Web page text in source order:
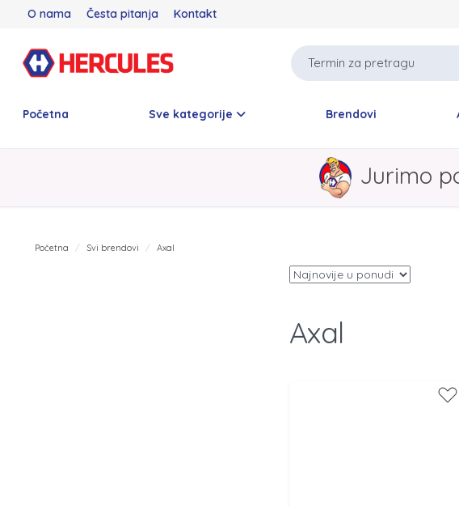
O nama Česta pitanja Kontakt
Početna Sve kategorije Brendovi
Jurimo
Početna Svi brendovi Axal
Axal